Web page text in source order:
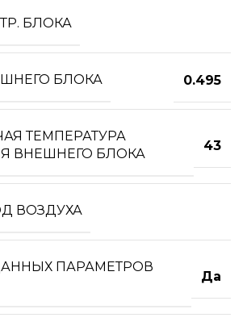
БЛОКА
БЛОКА 0.495
ТЕМПЕРАТУРА
ВНЕШНЕГО БЛОКА
43
ВОЗДУХА
ПАРАМЕТРОВ
Да